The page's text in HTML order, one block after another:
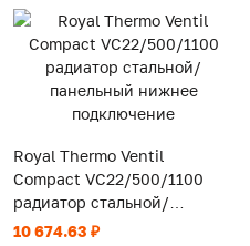
Royal Thermo Ventil
Compact VC22/500/1100
радиатор стальной/
панельный нижнее
10 674.63 ₽